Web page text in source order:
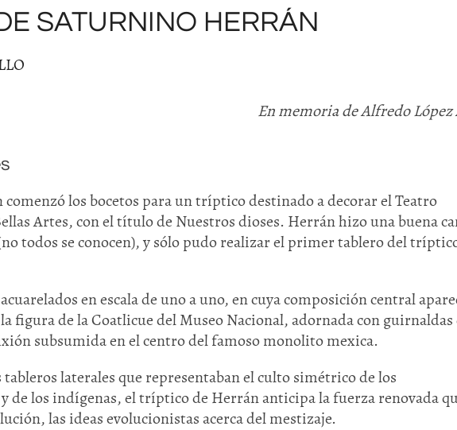
SATURNINO HERRÁN
En memoria de Alfredo
comenzó los bocetos para un tríptico destinado a decorar el Teatro
Artes, con el título de Nuestros dioses. Herrán hizo una buena
todos se conocen), y sólo pudo realizar el primer tablero del
en escala de uno a uno, en cuya composición central
figura de la Coatlicue del Museo Nacional, adornada con guirnaldas
subsumida en el centro del famoso monolito mexica.
laterales que representaban el culto simétrico de los
de los indígenas, el tríptico de Herrán anticipa la fuerza renovada
las ideas evolucionistas acerca del mestizaje.